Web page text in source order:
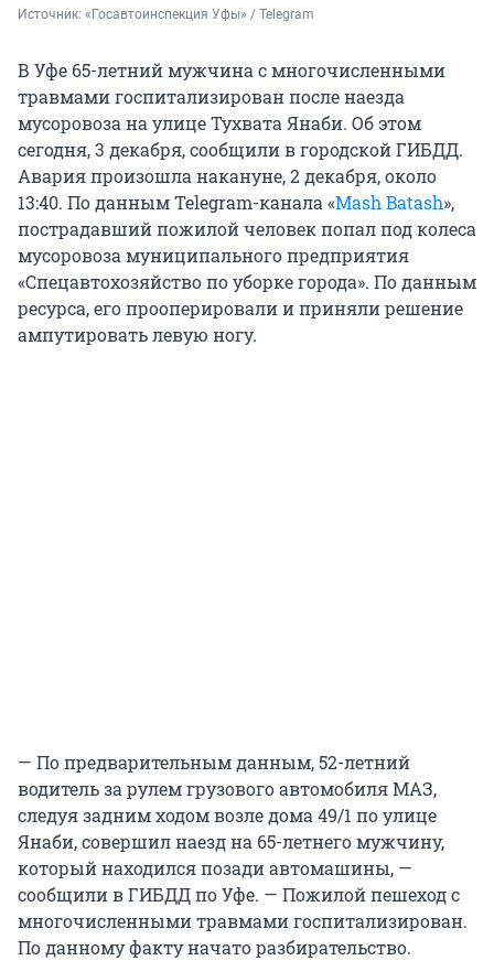
Источник: «Госавтоинспекция Уфы» / Telegram
В Уфе 65-летний мужчина с многочисленными
травмами госпитализирован после наезда
мусоровоза на улице Тухвата Янаби. Об этом
сегодня, 3 декабря, сообщили в городской ГИБДД.
Авария произошла накануне, 2 декабря, около
13:40. По данным Telegram-канала «Mash Batash»,
пострадавший пожилой человек попал под колеса
мусоровоза муниципального предприятия
«Спецавтохозяйство по уборке города». По данным
ресурса, его прооперировали и приняли решение
ампутировать левую ногу.
— По предварительным данным, 52-летний
водитель за рулем грузового автомобиля МАЗ,
следуя задним ходом возле дома 49/1 по улице
Янаби, совершил наезд на 65-летнего мужчину,
который находился позади автомашины, —
сообщили в ГИБДД по Уфе. — Пожилой пешеход с
многочисленными травмами госпитализирован.
По данному факту начато разбирательство.